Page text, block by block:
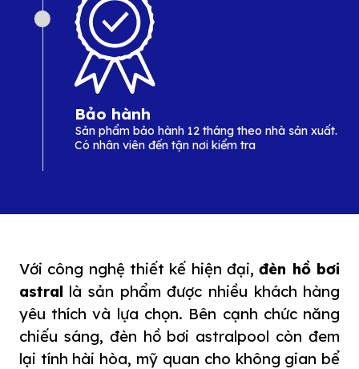
Bảo hành
Sản phẩm bảo hành 12 tháng theo nhà sản xuất.
Có nhân viên đến tận nơi kiểm tra
Với công nghệ thiết kế hiện đại,đèn hồ bơi
astral là sản phẩm được nhiều khách hàng
yêu thích và lựa chọn. Bên cạnh chức năng
chiếu sáng, đèn hồ bơi astralpool còn đem
lại tính hài hòa, mỹ quan cho không gian bể